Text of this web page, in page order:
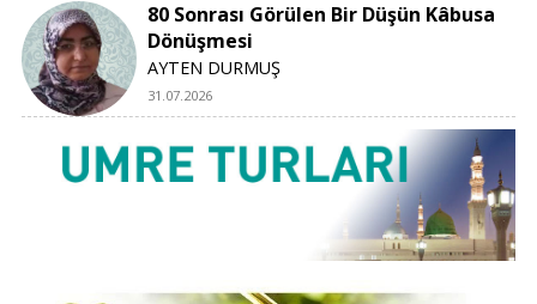
80 Sonrası Görülen Bir Düşün Kâbusa
Dönüşmesi
AYTEN DURMUŞ
31.07.2026